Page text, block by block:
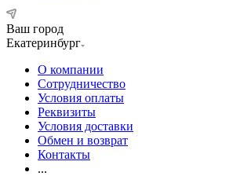
Ваш город
Екатеринбург
О компании
Сотрудничество
Условия оплаты
Реквизиты
Условия доставки
Обмен и возврат
Контакты
...